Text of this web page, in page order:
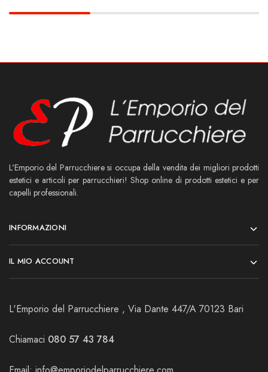
L'Emporio del Parrucchiere si occupa della vendita dei migliori prodotti
estetici e articoli per parrucchieri! Shop online di prodotti estetici e per
capelli professionali.
INFORMAZIONI
IL MIO ACCOUNT
L'Emporio del Parrucchiere , Via Dante 447/A 70123 Bari
Chiamaci 080 57 43 784